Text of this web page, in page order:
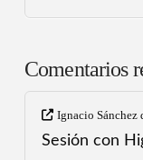
Comentarios
Ignacio Sánchez
Sesión con